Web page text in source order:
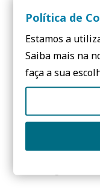
Contactos:
BOAVISTA
Rua de Santa
4410-022 Vila
Política de
Estamos a
Saiba mais na
faça a sua